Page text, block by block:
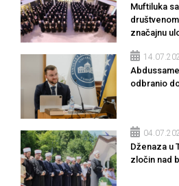
Muftiluka
značajnu
odbranio
Dženaza u
zločin nad